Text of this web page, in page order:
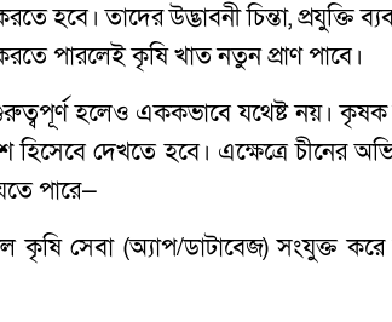
হবে। তাদের উদ্ভাবনী চিন্তা, প্রযুক্তি
পারলেই কৃষি খাত নতুন প্রাণ পাবে।
হলেও এককভাবে যথেষ্ট নয়। কৃষক
হিসেবে দেখতে হবে। এক্ষেত্রে চীনের
পারে—
কৃষি সেবা (অ্যাপ/ডাটাবেজ) সংযুক্ত